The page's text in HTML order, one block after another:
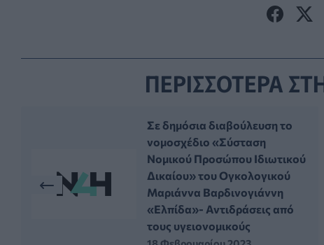
ΠΕΡΙΣΣΟΤΕΡΑ
Σε δημόσια διαβούλευση το
νομοσχέδιο «Σύσταση
Νομικού Προσώπου Ιδιωτικού
Δικαίου» του Ογκολογικού
Μαριάννα Βαρδινογιάννη
«Ελπίδα»- Αντιδράσεις από
τους υγειονομικούς